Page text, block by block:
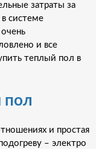
затраты за
в системе
и все
теплый пол в
пол
и простая
– электро